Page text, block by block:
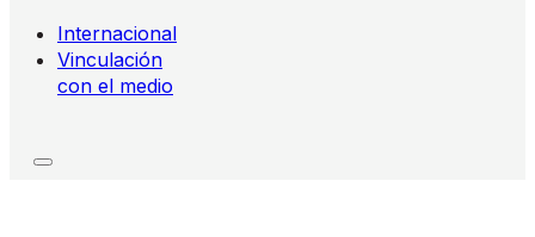
Internacional
Vinculación
con el medio